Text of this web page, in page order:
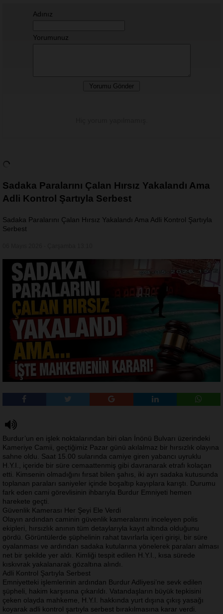
Adınız
Yorumunuz
Sadaka Paralarını Çalan Hırsız Yakalandı Ama
Adli Kontrol Şartıyla Serbest
Sadaka Paralarını Çalan Hırsız Yakalandı Ama Adli Kontrol Şartıyla
Serbest
Burdur’un en işlek noktalarından biri olan İnönü Bulvarı üzerindeki
Kameriye Camii, geçtiğimiz Pazar günü akılalmaz bir hırsızlık olayına
sahne oldu. Saat 15.00 sularında camiye giren yabancı uyruklu
H.Y.I., içeride bir süre cemaattenmiş gibi davranarak etrafı kolaçan
etti. Kimsenin olmadığını fırsat bilen şahıs, iki ayrı sadaka kutusunda
toplanan paraları saniyeler içinde boşaltıp kayıplara karıştı. Durumu
fark eden cami görevlisinin ihbarıyla Burdur Emniyeti hemen
harekete geçti.
Güvenlik Kamerası Her Şeyi Ele Verdi
Olayın ardından caminin güvenlik kameralarını inceleyen polis
ekipleri, hırsızlık anının tüm detaylarıyla kayıt altında olduğunu
gördü. Görüntülerde şüphelinin rahat tavırlarla içeri girişi, bir süre
oyalanması ve ardından sadaka kutularına yönelerek paraları alması
net bir şekilde yer aldı. Kimliği tespit edilen H.Y.I., kısa sürede
kıskıvrak yakalanarak gözaltına alındı.
Adli Kontrol Şartıyla Serbest
Emniyetteki işlemlerinin ardından Burdur Adliyesi’ne sevk edilen
şüpheli, hakim karşısına çıkarıldı. Vatandaşların büyük tepkisini
çeken olayda mahkeme, H.Y.I. hakkında yurt dışına çıkış yasağı
koyarak adli kontrol şartıyla serbest bırakılmasına karar verdi.